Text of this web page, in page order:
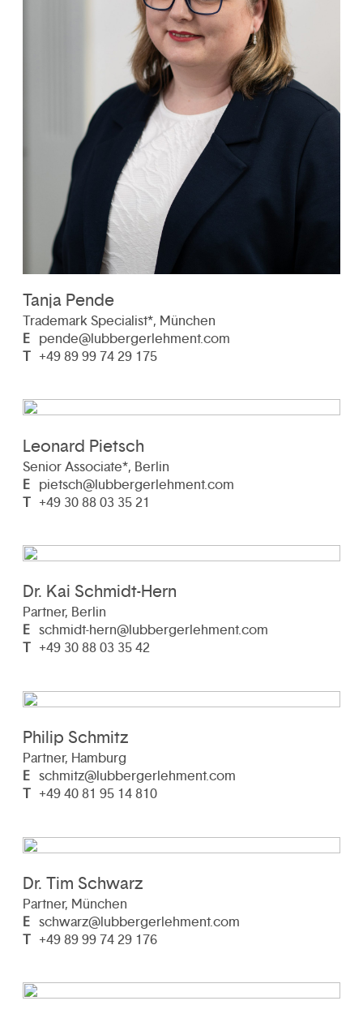
Tanja Pende
Trademark Specialist*, München
E pende@lubbergerlehment.com
T +49 89 99 74 29 175
Leonard Pietsch
Senior Associate*, Berlin
E pietsch@lubbergerlehment.com
T +49 30 88 03 35 21
Dr. Kai Schmidt-Hern
Partner, Berlin
E schmidt-hern@lubbergerlehment.com
T +49 30 88 03 35 42
Philip Schmitz
Partner, Hamburg
E schmitz@lubbergerlehment.com
T +49 40 81 95 14 810
Dr. Tim Schwarz
Partner, München
E schwarz@lubbergerlehment.com
T +49 89 99 74 29 176